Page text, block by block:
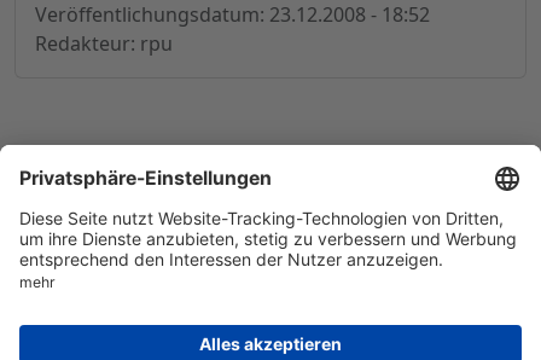
Veröffentlichungsdatum: 23.12.2008 - 18:52
Redakteur: rpu
© 1998-2026by GSC Research GmbH
Datenschutz